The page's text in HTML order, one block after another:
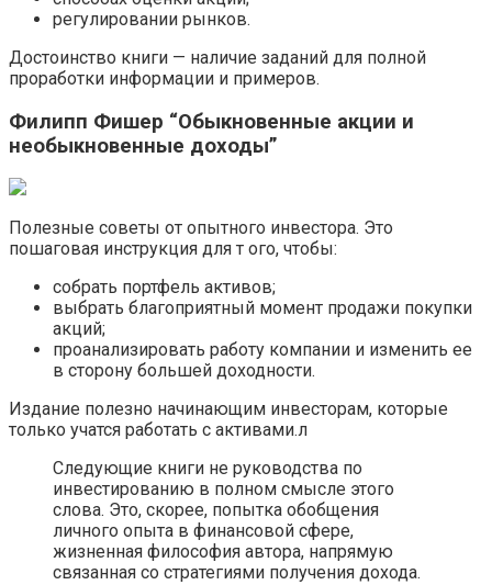
регулировании рынков.
Достоинство книги — наличие заданий для полной
проработки информации и примеров.
Филипп Фишер “Обыкновенные акции и
необыкновенные доходы”
Полезные советы от опытного инвестора. Это
пошаговая инструкция для т ого, чтобы:
собрать портфель активов;
выбрать благоприятный момент продажи покупки
акций;
проанализировать работу компании и изменить ее
в сторону большей доходности.
Издание полезно начинающим инвесторам, которые
только учатся работать с активами.л
Следующие книги не руководства по
инвестированию в полном смысле этого
слова. Это, скорее, попытка обобщения
личного опыта в финансовой сфере,
жизненная философия автора, напрямую
связанная со стратегиями получения дохода.